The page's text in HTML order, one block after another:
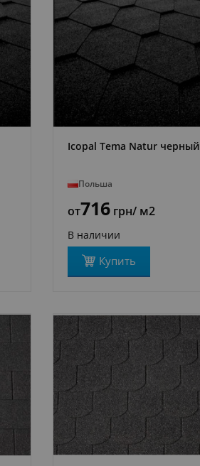
ПОДРОБНЕЕ
Icopal Tema Natur черный
Польша
от716грн/ м2
В наличии
Купить